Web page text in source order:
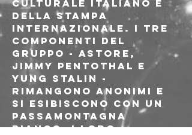
culturale italiano e
della stampa
internazionale. I tre
componenti del
gruppo - Astore,
jimmy pentothal e
YUNG STALIN -
rimangono anonimi e
si esibiscono con un
passamontagna
bianco. I loro